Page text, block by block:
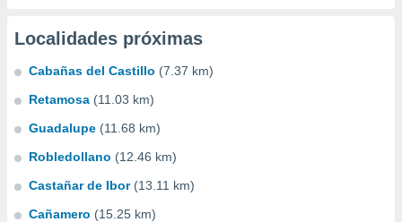
Localidades próximas
Cabañas del Castillo (7.37 km)
Retamosa (11.03 km)
Guadalupe (11.68 km)
Robledollano (12.46 km)
Castañar de Ibor (13.11 km)
Cañamero (15.25 km)